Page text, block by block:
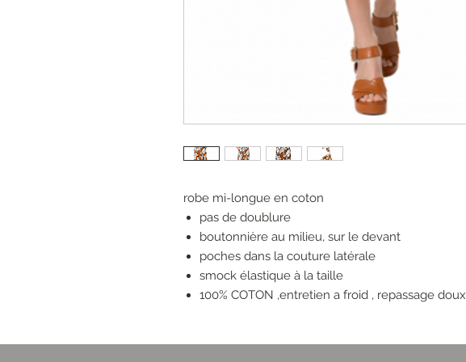
robe mi-longue en coton
pas de doublure
boutonnière au milieu, sur le devant
poches dans la couture latérale
smock élastique à la taille
100% COTON ,entretien a froid , repassage doux